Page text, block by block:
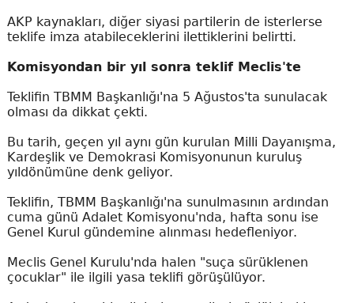
AKP kaynakları, diğer siyasi partilerin de isterlerse
teklife imza atabileceklerini ilettiklerini belirtti.
Komisyondan bir yıl sonra teklif Meclis'te
Teklifin TBMM Başkanlığı'na 5 Ağustos'ta sunulacak
olması da dikkat çekti.
Bu tarih, geçen yıl aynı gün kurulan Milli Dayanışma,
Kardeşlik ve Demokrasi Komisyonunun kuruluş
yıldönümüne denk geliyor.
Teklifin, TBMM Başkanlığı'na sunulmasının ardından
cuma günü Adalet Komisyonu'nda, hafta sonu ise
Genel Kurul gündemine alınması hedefleniyor.
Meclis Genel Kurulu'nda halen "suça sürüklenen
çocuklar" ile ilgili yasa teklifi görüşülüyor.